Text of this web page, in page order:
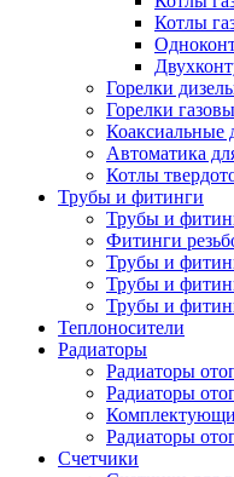
Котлы
Горелки
Горелки
Коаксиальные
Автоматика
Котлы
Трубы и фитинги
Трубы и
Фитинги
Трубы и
Трубы и
Трубы и
Теплоносители
Радиаторы
Радиаторы
Радиаторы
Радиаторы
Cчетчики